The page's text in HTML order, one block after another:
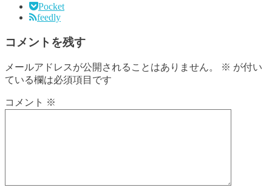
Pocket
feedly
コメントを残す
メールアドレスが公開されることはありません。 ※ が付い
ている欄は必須項目です
コメント ※